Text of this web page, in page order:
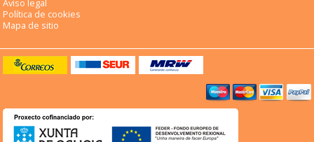
Aviso legal
Política de cookies
Mapa de sitio